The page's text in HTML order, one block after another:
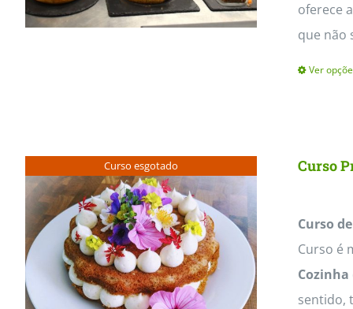
oferece
que não
Ver
Curso esgotado Curso
Curso
Curso é
Cozinha
sentido,